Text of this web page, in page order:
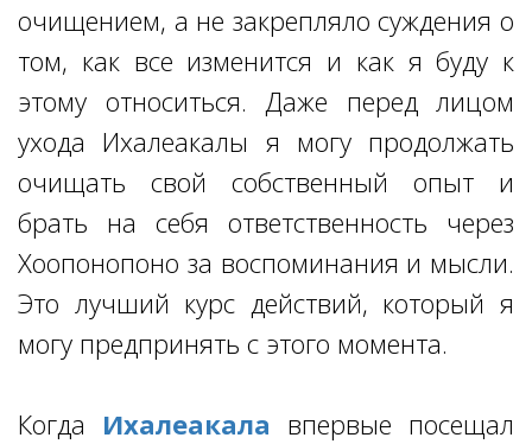
очищением, а не закрепляло суждения о
том, как все изменится и как я буду к
этому относиться. Даже перед лицом
ухода Ихалеакалы я могу продолжать
очищать свой собственный опыт и
брать на себя ответственность через
Хоопонопоно за воспоминания и мысли.
Это лучший курс действий, который я
могу предпринять с этого момента.
Когда Ихалеакала впервые посещал